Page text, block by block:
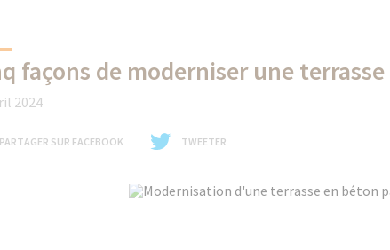
façons de moderniser une
2024
PARTAGER SUR FACEBOOK TWEETER